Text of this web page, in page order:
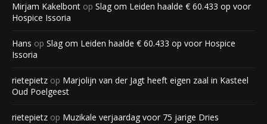
Mirjam Kakelbont op Slag om Leiden haalde € 60.433 op voor
Hospice Issoria
Hans op Slag om Leiden haalde € 60.433 op voor Hospice
Issoria
rietepietz op Marjolijn van der Jagt heeft eigen zaal in Kasteel
Oud Poelgeest
rietepietz op Muzikale verjaardag voor 75 jarige Dries